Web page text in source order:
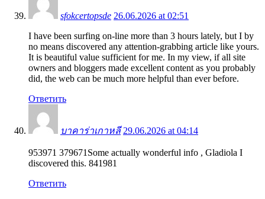
sfokcertopsde 26.06.2026 at 02:51
I have been surfing on-line more than 3 hours lately, but I by
no means discovered any attention-grabbing article like yours.
It is beautiful value sufficient for me. In my view, if all site
owners and bloggers made excellent content as you probably
did, the web can be much more helpful than ever before.
Ответить
บาคาร่าเกาหลี 29.06.2026 at 04:14
953971 379671Some actually wonderful info , Gladiola I
discovered this. 841981
Ответить